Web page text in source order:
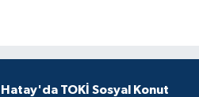
Hatay'da TOKİ Sosyal Konut